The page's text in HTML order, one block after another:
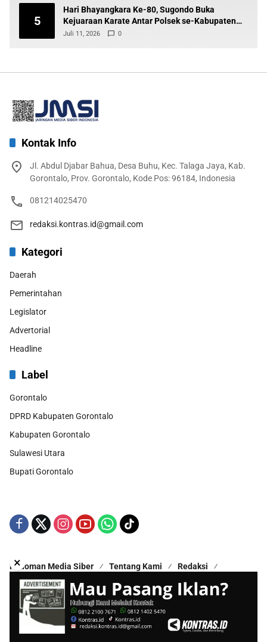
5
Hari Bhayangkara Ke-80, Sugondo Buka
Kejuaraan Karate Antar Polsek se-Kabupaten
Gorontalo
Juli 11, 2026 0
Kontak Info
Jl. Abdul Djabar Bahua, Desa Buhu, Kec. Talaga Jaya, Kab.
Gorontalo, Prov. Gorontalo, Kode Pos: 96184, Indonesia
081214025470
redaksi.kontras.id@gmail.com
Kategori
Daerah
Pemerintahan
Legislator
Advertorial
Headline
Label
Gorontalo
DPRD Kabupaten Gorontalo
Kabupaten Gorontalo
Sulawesi Utara
Bupati Gorontalo
Pedoman Media Siber Tentang Kami
Redaksi
Kontak Kami
Disclaimer
Copyright © 2025 - All Rights Reserved | Proudly Hosted by
Hestek Media
×